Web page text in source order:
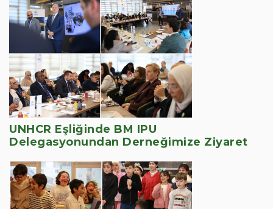
UNHCR Eşliğinde BM IPU
Delegasyonundan Derneğimize Ziyaret